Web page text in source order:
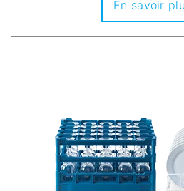
En savoir